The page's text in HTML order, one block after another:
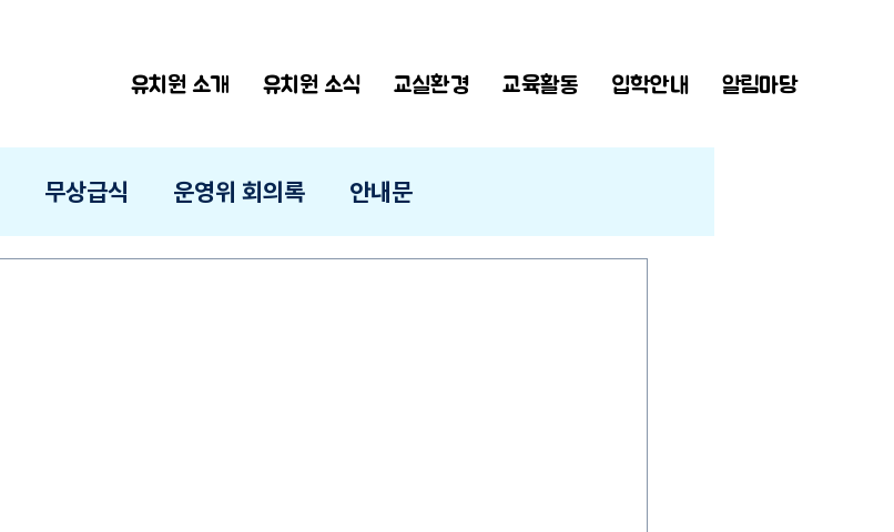
유치원 소개 유치원 소식 교실환경 교육활동 입학안내 알림마당
무상급식 운영위 회의록 안내문